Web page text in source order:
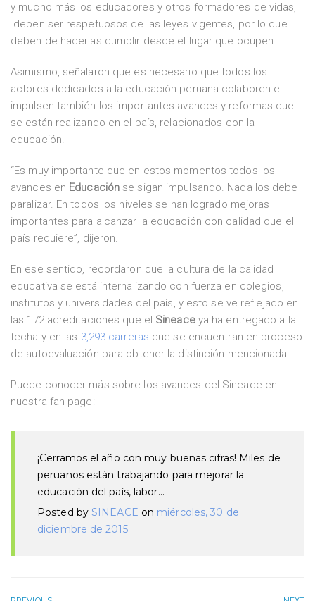
y mucho más los educadores y otros formadores de vidas,
deben ser respetuosos de las leyes vigentes, por lo que
deben de hacerlas cumplir desde el lugar que ocupen.
Asimismo, señalaron que es necesario que todos los
actores dedicados a la educación peruana colaboren e
impulsen también los importantes avances y reformas que
se están realizando en el país, relacionados con la
educación.
“Es muy importante que en estos momentos todos los
avances en Educación se sigan impulsando. Nada los debe
paralizar. En todos los niveles se han logrado mejoras
importantes para alcanzar la educación con calidad que el
país requiere”, dijeron.
En ese sentido, recordaron que la cultura de la calidad
educativa se está internalizando con fuerza en colegios,
institutos y universidades del país, y esto se ve reflejado en
las 172 acreditaciones que el Sineaceya ha entregado a la
fecha y en las 3,293 carreras que se encuentran en proceso
de autoevaluación para obtener la distinción mencionada.
Puede conocer más sobre los avances del Sineace en
nuestra fan page:
¡Cerramos el año con muy buenas cifras! Miles de
peruanos están trabajando para mejorar la
educación del país, labor…
Posted by SINEACE on miércoles, 30 de
diciembre de 2015